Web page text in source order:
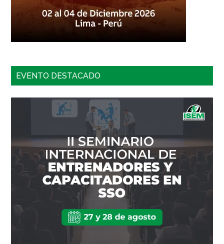
EVENTO DESTACADO